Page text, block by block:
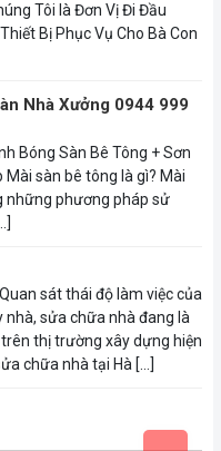
Tôi là Đơn Vị Đi Đầu
Bị Phục Vụ Cho Bà Con
Nhà Xưởng 0944 999
Sàn Bê Tông + Sơn
Mài sàn bê tông là gì? Mài
những phương pháp sử
sát thái độ làm việc của
nhà, sửa chữa nhà đang là
thị trường xây dựng hiện
chữa nhà tại Hà […]